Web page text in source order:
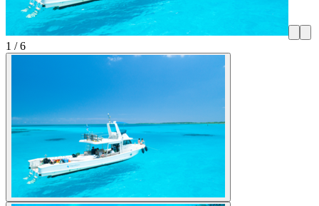
1 /6